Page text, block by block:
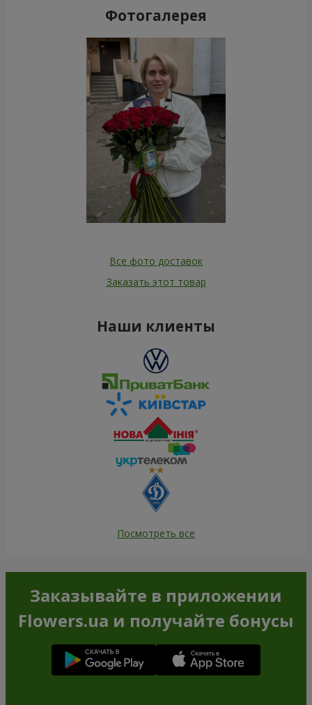
Фотогалерея
Все фото доставок
Заказать этот товар
Наши клиенты
Посмотреть все
Заказывайте в приложении
Flowers.ua и получайте бонусы